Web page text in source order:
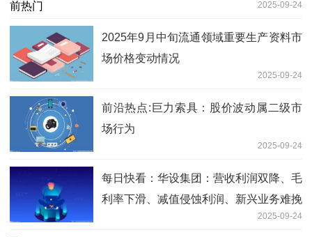
2025-09-24
2025年9月中旬流通领域重要生产资料市
场价格变动情况
2025-09-24
前沿热点:巨力索具：股价波动属二级市
场行为
2025-09-24
每日快看：华设集团：营收利润双降、毛
利率下滑、减值侵蚀利润、新兴业务难挽
2025-09-24